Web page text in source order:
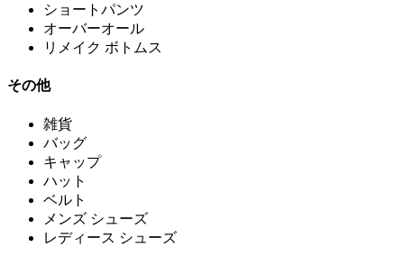
ショートパンツ
オーバーオール
リメイク ボトムス
その他
雑貨
バッグ
キャップ
ハット
ベルト
メンズ シューズ
レディース シューズ